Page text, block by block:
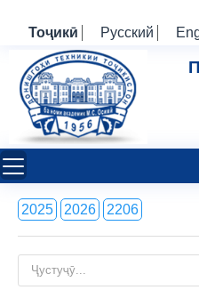
Тоҷикӣ Русский
2025 2026 2206